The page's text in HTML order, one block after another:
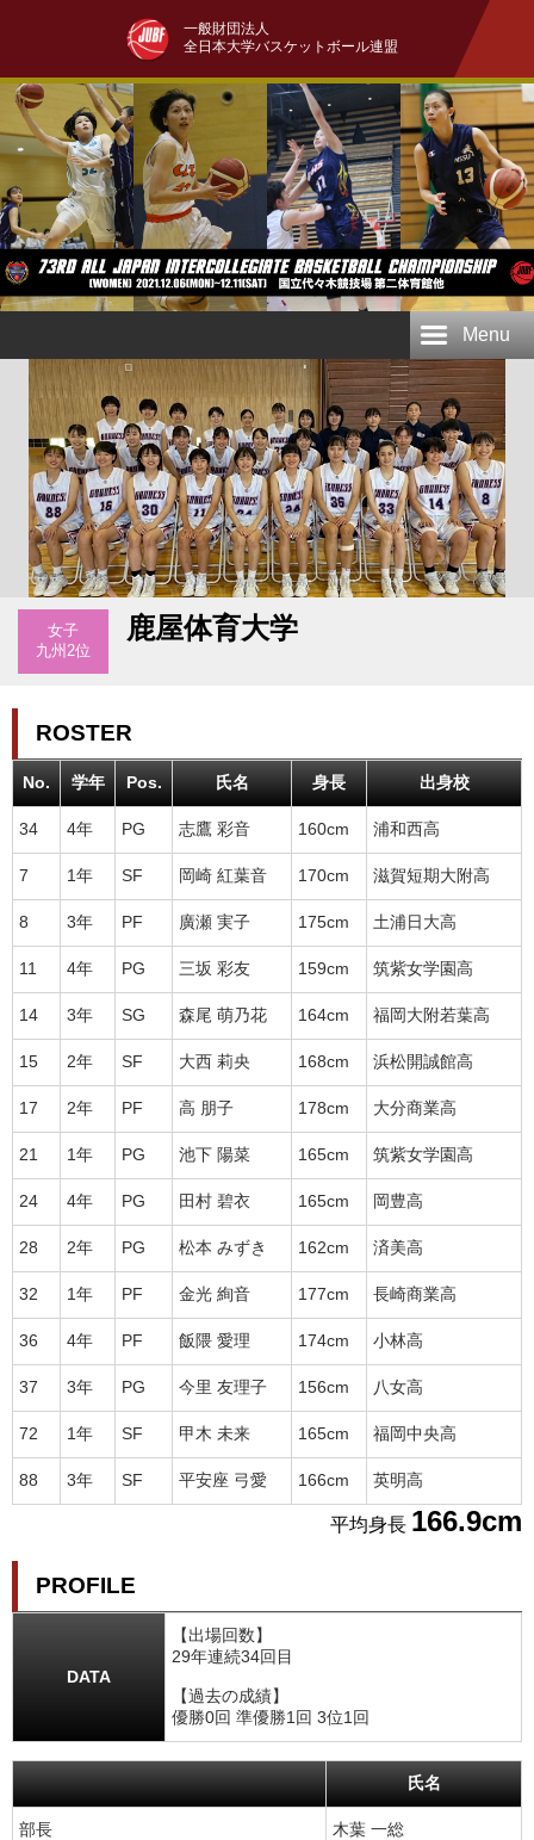
一般財団法人
全日本大学バスケットボール連盟
Menu
女子
九州2位
鹿屋体育大学
ROSTER
No. 学年 Pos. 氏名 身長 出身校
34 4年 PG 志鷹 彩音 160cm 浦和西高
7 1年 SF 岡崎 紅葉音 170cm 滋賀短期大附高
8 3年 PF 廣瀬 実子 175cm 土浦日大高
11 4年 PG 三坂 彩友 159cm 筑紫女学園高
14 3年 SG 森尾 萌乃花 164cm 福岡大附若葉高
15 2年 SF 大西 莉央 168cm 浜松開誠館高
17 2年 PF 高 朋子 178cm 大分商業高
21 1年 PG 池下 陽菜 165cm 筑紫女学園高
24 4年 PG 田村 碧衣 165cm 岡豊高
28 2年 PG 松本 みずき 162cm 済美高
32 1年 PF 金光 絢音 177cm 長崎商業高
36 4年 PF 飯隈 愛理 174cm 小林高
37 3年 PG 今里 友理子 156cm 八女高
72 1年 SF 甲木 未来 165cm 福岡中央高
88 3年 SF 平安座 弓愛 166cm 英明高
平均身長 166.9cm
PROFILE
DATA
【出場回数】
29年連続34回目
【過去の成績】
優勝0回 準優勝1回 3位1回
氏名
部長 木葉 一総